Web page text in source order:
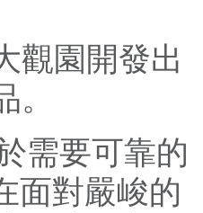
觀園開發出
需要可靠的
面對嚴峻的